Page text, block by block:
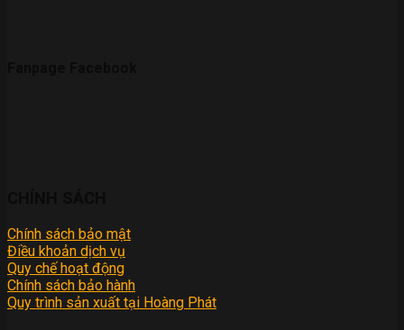
Chính sách bảo mật
Điều khoản dịch vụ
Quy chế hoạt động
Chính sách bảo hành
Quy trình sản xuất tại Hoàng Phát